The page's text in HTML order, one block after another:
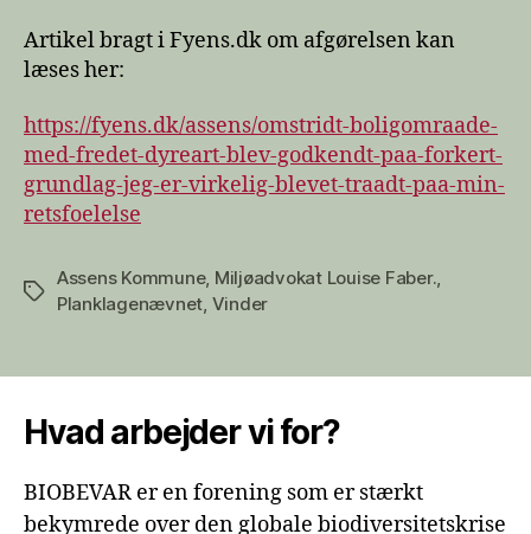
Artikel bragt i Fyens.dk om afgørelsen kan
læses her:
https://fyens.dk/assens/omstridt-boligomraade-
med-fredet-dyreart-blev-godkendt-paa-forkert-
grundlag-jeg-er-virkelig-blevet-traadt-paa-min-
retsfoelelse
Tags
Assens Kommune, Miljøadvokat Louise Faber.,
Planklagenævnet, Vinder
Hvad arbejder vi for?
BIOBEVAR er en forening som er stærkt
bekymrede over den globale biodiversitetskrise